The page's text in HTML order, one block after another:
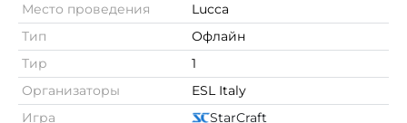
Место проведения
Lucca
Тип
Офлайн
Тир
1
Организаторы
ESL Italy
Игра
StarCraft